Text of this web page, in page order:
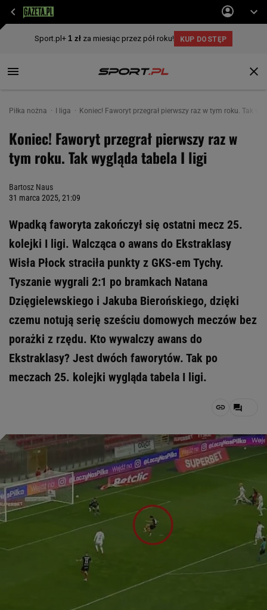
Piłka nożna I liga Koniec! Faworyt przegrał pierwszy raz w tym roku. Tak
Koniec! Faworyt przegrał pierwszy raz w
tym roku. Tak wygląda tabela I ligi
Bartosz Naus
31 marca 2025, 21:09
Wpadką faworyta zakończył się ostatni mecz 25.
kolejki I ligi. Walcząca o awans do Ekstraklasy
Wisła Płock straciła punkty z GKS-em Tychy.
Tyszanie wygrali 2:1 po bramkach Natana
Dzięgielewskiego i Jakuba Bierońskiego, dzięki
czemu notują serię sześciu domowych meczów bez
porażki z rzędu. Kto wywalczy awans do
Ekstraklasy? Jest dwóch faworytów. Tak po
meczach 25. kolejki wygląda tabela I ligi.